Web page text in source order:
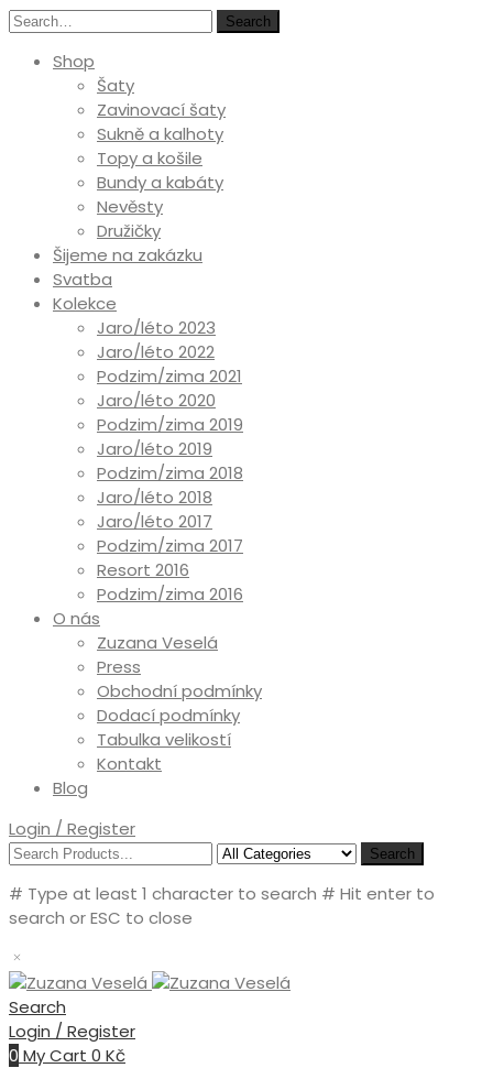
Search
Shop
Šaty
Zavinovací šaty
Sukně a kalhoty
Topy a košile
Bundy a kabáty
Nevěsty
Družičky
Šijeme na zakázku
Svatba
Kolekce
Jaro/léto 2023
Jaro/léto 2022
Podzim/zima 2021
Jaro/léto 2020
Podzim/zima 2019
Jaro/léto 2019
Podzim/zima 2018
Jaro/léto 2018
Jaro/léto 2017
Podzim/zima 2017
Resort 2016
Podzim/zima 2016
O nás
Zuzana Veselá
Press
Obchodní podmínky
Dodací podmínky
Tabulka velikostí
Kontakt
Blog
Login / Register
Search
# Type at least 1 character to search # Hit enter to
search or ESC to close
Search
Login / Register
0 My Cart 0 Kč